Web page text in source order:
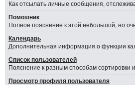
Как отсылать личные сообщения,
Помошник
Полное пояснение к этой небольшой, но
Календарь
Дополнительная информация о функции
Список пользователей
Пояснение к разным способам сортировки
Просмотр профиля пользователя